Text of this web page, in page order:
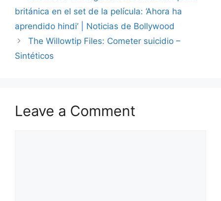
británica en el set de la película: ‘Ahora ha
aprendido hindi’ | Noticias de Bollywood
The Willowtip Files: Cometer suicidio –
Sintéticos
Leave a Comment